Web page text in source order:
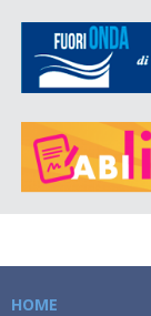
HOME